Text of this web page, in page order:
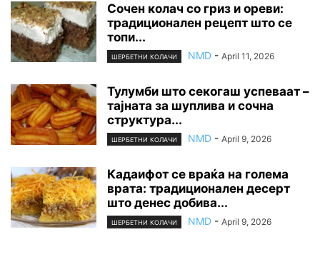
Сочен колач со гриз и ореви:
традиционален рецепт што се
топи...
ШЕРБЕТНИ КОЛАЧИ NMD - April 11, 2026
Тулумби што секогаш успеваат –
тајната за шуплива и сочна
структура...
ШЕРБЕТНИ КОЛАЧИ NMD - April 9, 2026
Кадаифот се враќа на голема
врата: традиционален десерт
што денес добива...
ШЕРБЕТНИ КОЛАЧИ NMD - April 9, 2026